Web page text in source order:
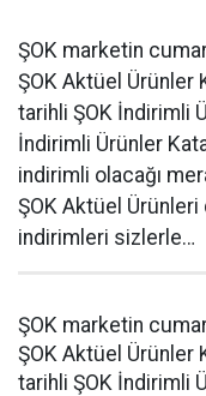
ŞOK marketin
ŞOK Aktüel Ürünler
tarihli ŞOK İndirimli
İndirimli Ürünler
indirimli olacağı
ŞOK Aktüel
indirimleri sizlerle…
ŞOK marketin
ŞOK Aktüel Ürünler
tarihli ŞOK İndirimli